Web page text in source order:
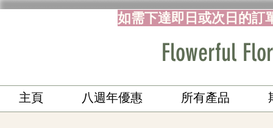
如需下達即日或次日的訂
Flowerful
主頁 八週年優惠 所有產品